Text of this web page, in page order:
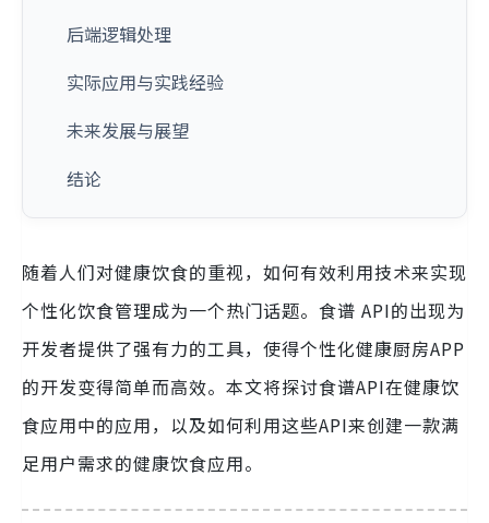
后端逻辑处理
实际应用与实践经验
未来发展与展望
结论
随着人们对健康饮食的重视，如何有效利用技术来实现
个性化饮食管理成为一个热门话题。食谱 API的出现为
开发者提供了强有力的工具，使得个性化健康厨房APP
的开发变得简单而高效。本文将探讨食谱API在健康饮
食应用中的应用，以及如何利用这些API来创建一款满
足用户需求的健康饮食应用。